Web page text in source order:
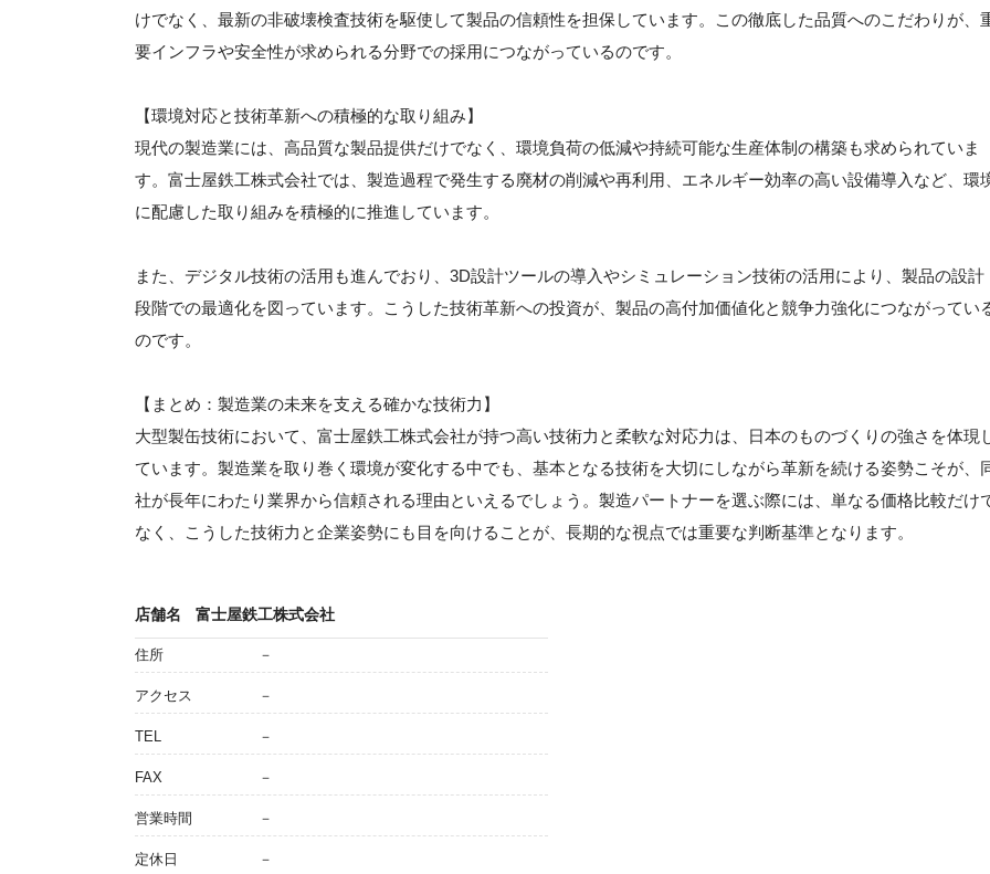
けでなく、最新の非破壊検査技術を駆使して製品の信頼性を担保しています。この徹底した品質へのこだわりが、
要インフラや安全性が求められる分野での採用につながっているのです。
【環境対応と技術革新への積極的な取り組み】
現代の製造業には、高品質な製品提供だけでなく、環境負荷の低減や持続可能な生産体制の構築も求められていま
す。富士屋鉄工株式会社では、製造過程で発生する廃材の削減や再利用、エネルギー効率の高い設備導入など、環
に配慮した取り組みを積極的に推進しています。
また、デジタル技術の活用も進んでおり、3D設計ツールの導入やシミュレーション技術の活用により、製品の設計
段階での最適化を図っています。こうした技術革新への投資が、製品の高付加価値化と競争力強化につながってい
のです。
【まとめ：製造業の未来を支える確かな技術力】
大型製缶技術において、富士屋鉄工株式会社が持つ高い技術力と柔軟な対応力は、日本のものづくりの強さを体現
ています。製造業を取り巻く環境が変化する中でも、基本となる技術を大切にしながら革新を続ける姿勢こそが、
社が長年にわたり業界から信頼される理由といえるでしょう。製造パートナーを選ぶ際には、単なる価格比較だけ
なく、こうした技術力と企業姿勢にも目を向けることが、長期的な視点では重要な判断基準となります。
店舗名 富士屋鉄工株式会社
住所 －
アクセス －
TEL －
FAX －
営業時間 －
定休日 －